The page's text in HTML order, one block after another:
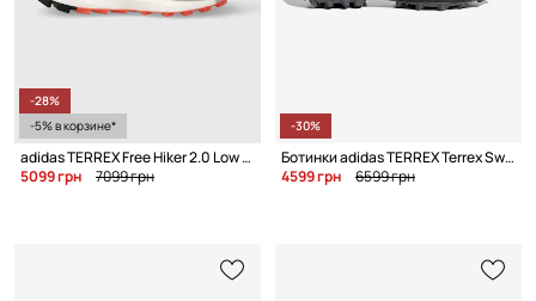
-28%
-5% в корзине*
adidas TERREX Free Hiker 2.0 Low GORE-TEX
5099 грн
7099 грн
-30%
Ботинки adidas TERREX Terrex Swift R3 GTX
4599 грн
6599 грн